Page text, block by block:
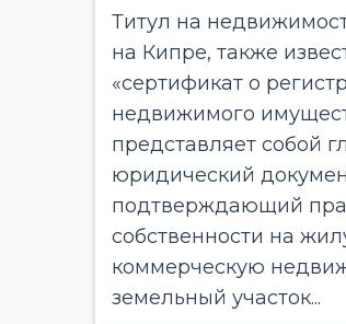
Титул на
на Кипре, также
«сертификат о
недвижимого
представляет собой
юридический
подтверждающий
собственности на
коммерческую
земельный участок...